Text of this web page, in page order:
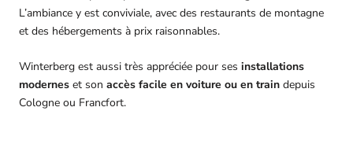
L’ambiance y est conviviale, avec des restaurants de montagne
et des hébergements à prix raisonnables.
Winterberg est aussi très appréciée pour ses installations
modernes et son accès facile en voiture ou en train depuis
Cologne ou Francfort.